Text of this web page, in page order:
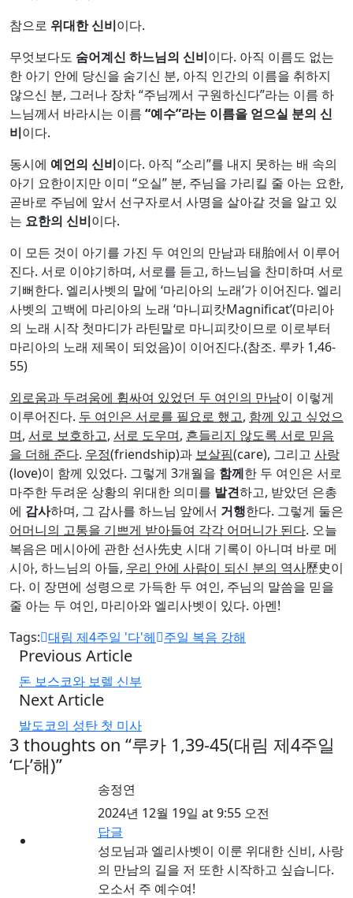
참으로 위대한 신비이다.
무엇보다도 숨어계신 하느님의 신비이다. 아직 이름도 없는
한 아기 안에 당신을 숨기신 분, 아직 인간의 이름을 취하지
않으신 분, 그러나 장차 “주님께서 구원하신다”라는 이름 하
느님께서 바라시는 이름 “예수”라는 이름을 얻으실 분의 신
비이다.
동시에 예언의 신비이다. 아직 “소리”를 내지 못하는 배 속의
아기 요한이지만 이미 “오실” 분, 주님을 가리킬 줄 아는 요한,
곧바로 주님에 앞서 선구자로서 사명을 살아갈 것을 알고 있
는 요한의 신비이다.
이 모든 것이 아기를 가진 두 여인의 만남과 태胎에서 이루어
진다. 서로 이야기하며, 서로를 듣고, 하느님을 찬미하며 서로
기뻐한다. 엘리사벳의 말에 ‘마리아의 노래’가 이어진다. 엘리
사벳의 고백에 마리아의 노래 ‘마니피캇Magnificat’(마리아
의 노래 시작 첫마디가 라틴말로 마니피캇이므로 이로부터
마리아의 노래 제목이 되었음)이 이어진다.(참조. 루카 1,46-
55)
외로움과 두려움에 휩싸여 있었던 두 여인의 만남이 이렇게
이루어진다. 두 여인은 서로를 필요로 했고, 함께 있고 싶었으
며, 서로 보호하고, 서로 도우며, 흔들리지 않도록 서로 믿음
을 더해 준다. 우정(friendship)과 보살핌(care), 그리고 사랑
(love)이 함께 있었다. 그렇게 3개월을 함께한 두 여인은 서로
마주한 두려운 상황의 위대한 의미를 발견하고, 받았던 은총
에 감사하며, 그 감사를 하느님 앞에서 거행한다. 그렇게 둘은
어머니의 고통을 기쁘게 받아들여 각각 어머니가 된다. 오늘
복음은 메시아에 관한 선사先史 시대 기록이 아니며 바로 메
시아, 하느님의 아들, 우리 안에 사람이 되신 분의 역사歷史이
다. 이 장면에 성령으로 가득한 두 여인, 주님의 말씀을 믿을
줄 아는 두 여인, 마리아와 엘리사벳이 있다. 아멘!
Tags: 대림 제4주일 '다'헤 주일 복음 강해
Previous Article
돈 보스코와 보렐 신부
Next Article
발도코의 성탄 첫 미사
3 thoughts on “루카 1,39-45(대림 제4주일
‘다’해)”
송정연
2024년 12월 19일 at 9:55 오전
답글
성모님과 엘리사벳이 이룬 위대한 신비, 사랑
의 만남의 길을 저 또한 시작하고 싶습니다.
오소서 주 예수여!